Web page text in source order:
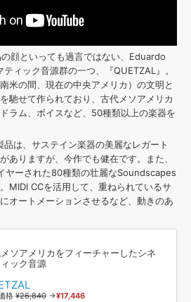
の顔といっても過言ではない、Eduardo
ィック音源群の一つ、『QUETZAL』。
米の間、現在の中央アメリカ）の文明と
馳せて作られており、古代メソアメリカ
ラム、ボイスなど、50種類以上の楽器を
は、サステイン楽器の美麗なレガート
ありますが、今作でも健在です。また、
ヤーされた80種類の壮麗なSoundscapes
MIDI CCを活用して、重ねられているサ
オートメーションさせるなど、動きのあ
ソアメリカをフィーチャーしたシネ
ック音源
格 ¥26,840 →¥17,446